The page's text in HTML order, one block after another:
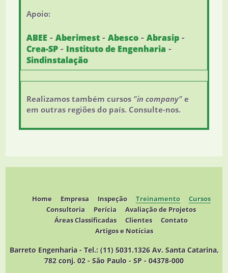
Apoio:
ABEE -Aberimest -Abesco -Abrasip -
Crea-SP - Instituto de Engenharia -
Sindinstalação
Realizamos também cursos "in company"e
em outras regiões do país. Consulte-nos.
Home Empresa Inspeção Treinamento
Cursos
Consultoria
Perícia
Avaliação de Projetos
Áreas Classificadas
Clientes
Contato
Artigos e Notícias
Barreto Engenharia - Tel.: (11) 5031.1326 Av. Santa Catarina,
782 conj. 02 - São Paulo - SP - 04378-000